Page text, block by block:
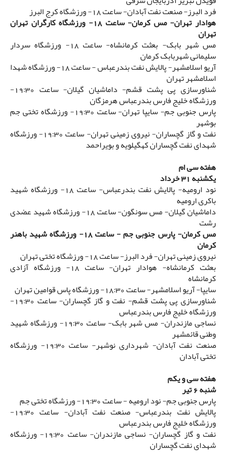
فرد البرز- صنعت نفت آبادان- ساعت 18- ورزشگاه کرج البرز
هوادار تهران- مس کرمان- ساعت 18- ورزشگاه کارگران تهران
تهران
مس شهر بابک- بعثت کرمانشاه- ساعت 18- ورزشگاه سردار
سلیمانی شهربابک کرمان
آریو اسلامشهر- پالایش نفت بندرعباس - ساعت 18- ورزشگاه شهدا
اسلامشهر تهران
شناورسازی پی پشت قشم- داماشیان گیلان- ساعت 19:30-
ورزشگاه خلیج فارس بندرعباس هرمزگان
پارس جنوبی جم- سایپا تهران- ساعت 19:30- ورزشگاه تختی جم
بوشهر
نفت و گاز گچساران- نیروی زمینی تهران- ساعت 19:30- ورزشگاه
شهدای نفت گچساران کهگیلویه و بویراحمد
هفته سی ام
یکشنبه 31 خرداد
نود ارومیه- پالایش نفت بندرعباس- ساعت 18- ورزشگاه شهید
باکری ارومیه
داماشیان گیلان- مس سونگون- ساعت 18- ورزشگاه شهید عضدی
رشت
مس کرمان- پارس جنوبی جم - ساعت 18- ورزشگاه شهید باهنر
کرمان
نیروی زمینی تهران- فرد البرز- ساعت 18- ورزشگاه تختی تهران
بعثت کرمانشاه- هوادار تهران- ساعت 18- ورزشگاه آزادی
کرمانشاه
سایپا- آریو اسلامشهر- ساعت 18:30- ورزشگاه پاس قوامین تهران
شناورسازی پی پشت قشم- نفت و گاز گچساران- ساعت 19:30-
ورزشگاه خلیج فارس بندرعباس
نساجی مازندران- مس شهر بابک- ساعت 19:30- ورزشگاه شهید
وطنی قائمشهر
صنعت نفت آبادان- شهرداری نوشهر- ساعت 19:30- ورزشگاه
تختی آبادان
هفته سی و یکم
شنبه 6 تیر
پارس جنوبی جم- نود ارومیه - ساعت 19:30- ورزشگاه تختی جم
پالایش نفت بندرعباس- صنعت نفت آبادان- ساعت 19:30-
ورزشگاه خلیج فارس بندرعباس
نفت و گاز گچساران- نساجی مازندران- ساعت 19:30- ورزشگاه
شهدای نفت گچساران